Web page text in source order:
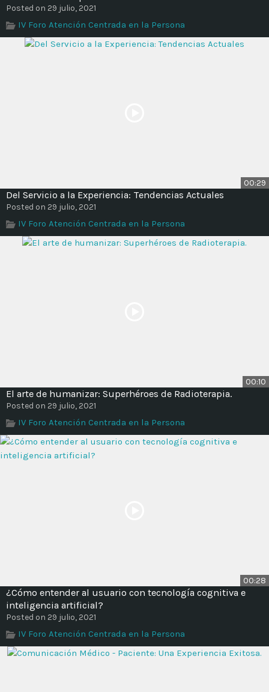
Posted on 29 julio, 2021
IV Foro Atención Centrada en la Persona
00:29
Del Servicio a la Experiencia: Tendencias Actuales
Posted on 29 julio, 2021
IV Foro Atención Centrada en la Persona
00:10
El arte de humanizar: Superhéroes de Radioterapia.
Posted on 29 julio, 2021
IV Foro Atención Centrada en la Persona
00:28
¿Cómo entender al usuario con tecnología cognitiva e
inteligencia artificial?
Posted on 29 julio, 2021
IV Foro Atención Centrada en la Persona